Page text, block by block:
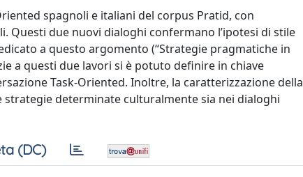
spagnoli e italiani del corpus Pratid, con
Questi due nuovi dialoghi confermano l’ipotesi di stile
a questo argomento (“Strategie pragmatiche in
a questi due lavori si è potuto definire in chiave
Task-Oriented. Inoltre, la caratterizzazione della
determinate culturalmente sia nei dialoghi
(DC)